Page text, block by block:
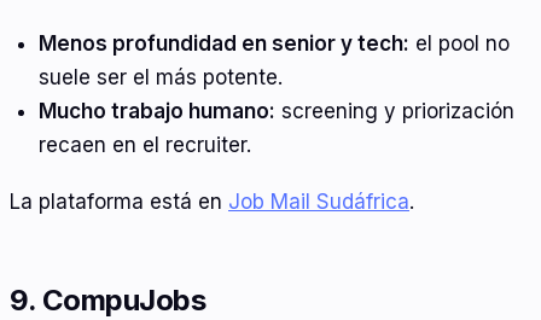
Menos profundidad en senior y tech: el pool no
suele ser el más potente.
Mucho trabajo humano: screening y priorización
recaen en el recruiter.
La plataforma está en Job Mail Sudáfrica.
9. CompuJobs